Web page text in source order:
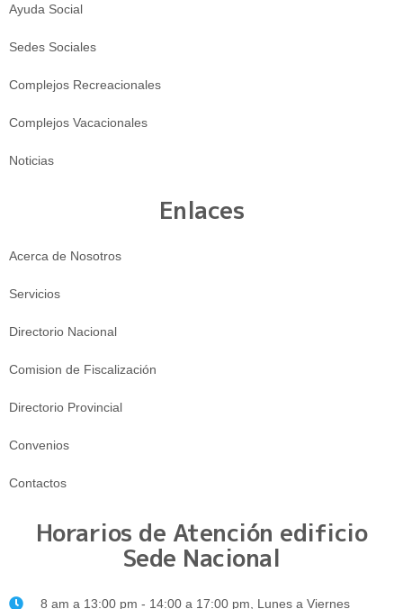
Ayuda Social
Sedes Sociales
Complejos Recreacionales
Complejos Vacacionales
Noticias
Enlaces
Acerca de Nosotros
Servicios
Directorio Nacional
Comision de Fiscalización
Directorio Provincial
Convenios
Contactos
Horarios de Atención edificio
Sede Nacional
8 am a 13:00 pm - 14:00 a 17:00 pm, Lunes a Viernes